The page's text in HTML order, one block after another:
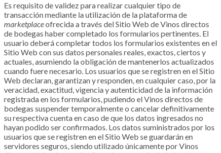
Es requisito de validez para realizar cualquier tipo de
transacción mediante la utilización de la plataforma de
marketplaceofrecida a través del Sitio Web deVinos directos
de bodegas haber completado los formularios pertinentes. El
usuario deberá completar todos los formularios existentes en el
Sitio Web con sus datos personales reales, exactos, ciertos y
actuales, asumiendo la obligación de mantenerlos actualizados
cuando fuere necesario. Los usuarios que se registren en el Sitio
Web declaran, garantizan y responden, en cualquier caso, por la
veracidad, exactitud, vigencia y autenticidad de la información
registrada en los formularios, pudiendo elVinos directos de
bodegas suspender temporalmente o cancelar definitivamente
su respectiva cuenta en caso de que los datos ingresados no
hayan podido ser confirmados. Los datos suministrados por los
usuarios que se registren en el Sitio Web se guardarán en
servidores seguros, siendo utilizado únicamente porVinos